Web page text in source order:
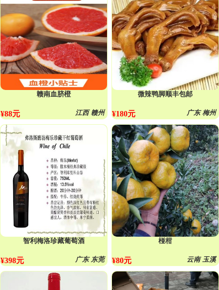
赣南血脐橙
江西 赣州
¥88元
微辣鸭脚顺丰包邮
广东 梅州
¥180元
智利梅洛珍藏葡萄酒
广东 东莞
¥398元
椪柑
云南 玉溪
¥80元